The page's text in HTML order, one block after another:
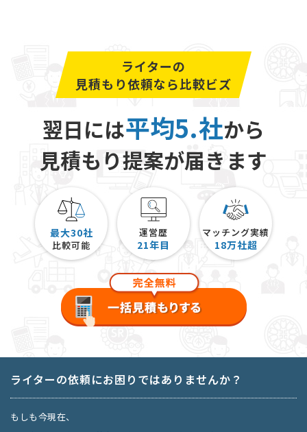
ライターの
見積もり依頼なら比較ビズ
翌日には平均5.社から
見積もり提案が届きます
最大30社
比較可能
運営歴
21年目
マッチング実績
18万社超
ライターの依頼にお困りではありませんか？
もしも今現在、